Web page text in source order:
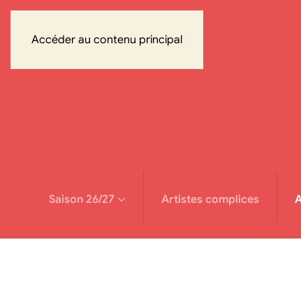
Accéder au contenu principal
Saison 26/27 Artistes complices